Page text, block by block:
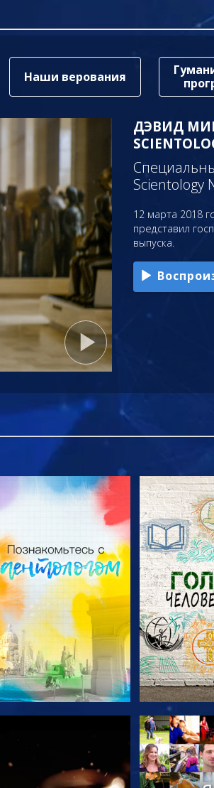
Наши верования
ДЭВИД
Scientology
12 марта 2018
представил
выпуска.
СМОТРЕТЬ ПЕРЕДАЧИ СМОТРЕТЬ